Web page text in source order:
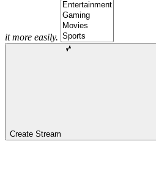
it more easily.
Create Stream